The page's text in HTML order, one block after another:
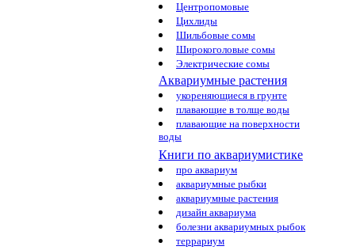
Центропомовые
Цихлиды
Шильбовые сомы
Широкоголовые сомы
Электрические сомы
Аквариумные растения
укореняющиеся в грунте
плавающие в толще воды
плавающие на поверхности
воды
Книги по аквариумистике
про аквариум
аквариумные рыбки
аквариумные растения
дизайн аквариума
болезни аквариумных рыбок
террариум